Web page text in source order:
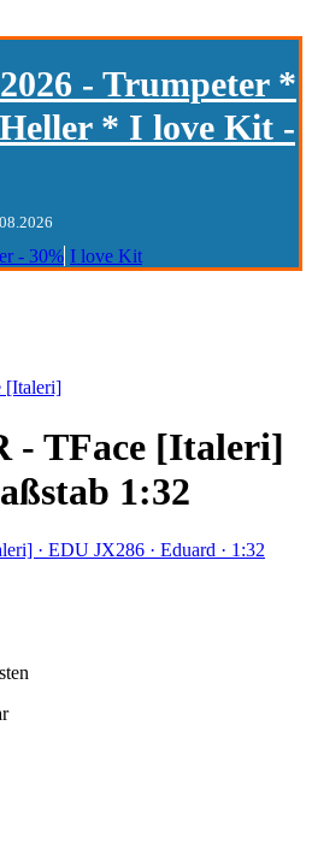
- Trumpeter *
* I love Kit -
- 30% I love Kit
[Italeri]
- TFace [Italeri]
1:32